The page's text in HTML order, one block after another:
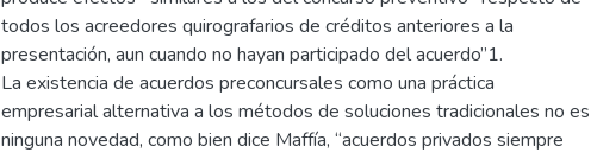
todos los acreedores quirografarios de créditos anteriores a la
presentación, aun cuando no hayan participado del acuerdo”1.
La existencia de acuerdos preconcursales como una práctica
empresarial alternativa a los métodos de soluciones tradicionales no es
ninguna novedad, como bien dice Maffía, “acuerdos privados siempre